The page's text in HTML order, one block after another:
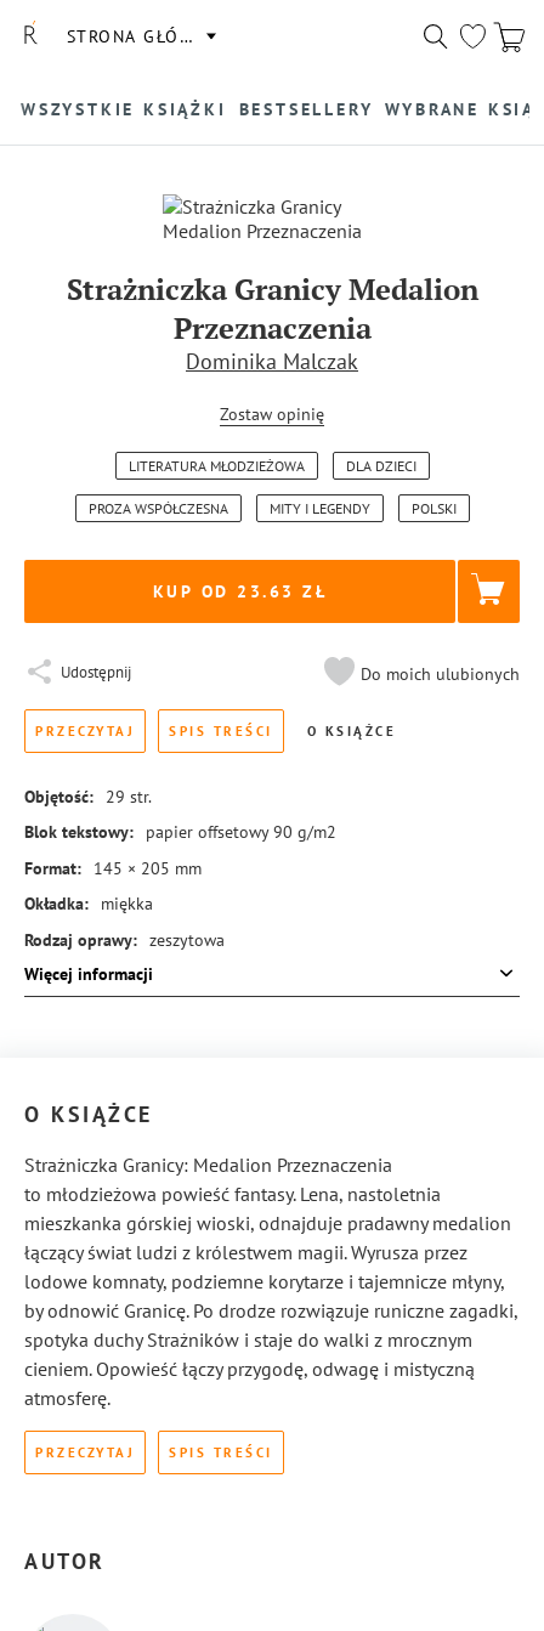
STRONA GŁÓWNA
WSZYSTKIE KSIĄŻKI BESTSELLERY WYBRANE
Strażniczka Granicy Medalion
Przeznaczenia
Dominika Malczak
Zostaw opinię
LITERATURA MŁODZIEŻOWA DLA DZIECI
PROZA WSPÓŁCZESNA MITY I LEGENDY POLSKI
KUP OD 23.63
Udostępnij Do moich ulubionych
PRZECZYTAJ SPIS TREŚCI O KSIĄŻCE
Objętość: 29 str.
Blok tekstowy:
papier offsetowy 90 g/m2
Format:
145 × 205 mm
Okładka:
miękka
Rodzaj oprawy: zeszytowa
ISBN:
978-83-8414-727-6
Więcej informacji
O KSIĄŻCE
Strażniczka Granicy: Medalion Przeznaczenia
to młodzieżowa powieść fantasy. Lena, nastoletnia
mieszkanka górskiej wioski, odnajduje pradawny medalion
łączący świat ludzi z królestwem magii. Wyrusza przez
lodowe komnaty, podziemne korytarze i tajemnicze młyny,
by odnowić Granicę. Po drodze rozwiązuje runiczne zagadki,
spotyka duchy Strażników i staje do walki z mrocznym
cieniem. Opowieść łączy przygodę, odwagę i mistyczną
atmosferę.
PRZECZYTAJ SPIS TREŚCI
AUTOR